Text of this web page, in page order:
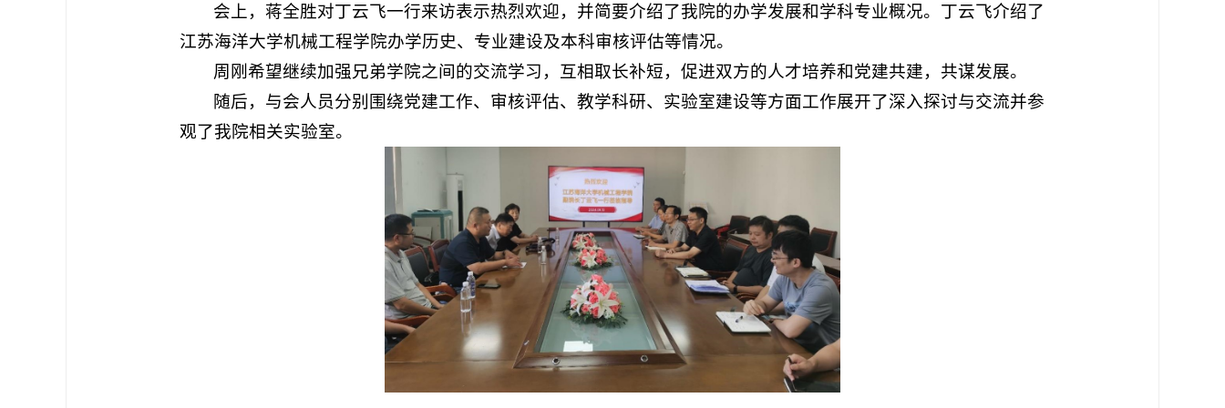
会上，蒋全胜对丁云飞一行来访表示热烈欢迎，并简要介绍了我院的办学发展和学科专业概况。丁云飞介绍了
江苏海洋大学机械工程学院办学历史、专业建设及本科审核评估等情况。
周刚希望继续加强兄弟学院之间的交流学习，互相取长补短，促进双方的人才培养和党建共建，共谋发展。
随后，与会人员分别围绕党建工作、审核评估、教学科研、实验室建设等方面工作展开了深入探讨与交流并参
观了我院相关实验室。